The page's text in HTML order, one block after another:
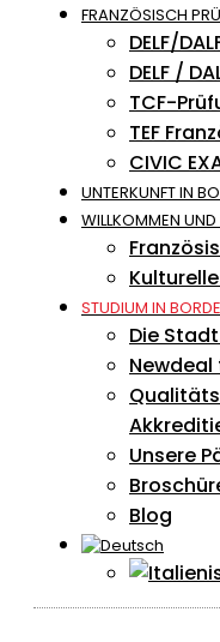
FRANZÖSISCH
DELF/
DELF /
TCF-
TEF
CIVIC
UNTERKUNFT IN
WILLKOMMEN UND
STUDIUM IN
Die
Unsere
Blog